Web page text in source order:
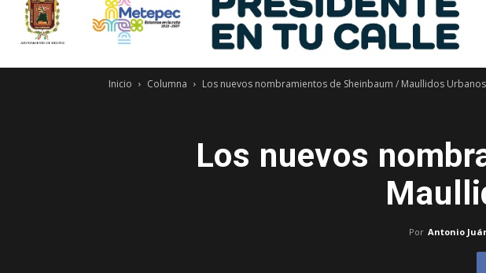
Inicio Columna Los nuevos nombramientos de Sheinbaum / Maullidos Urbanos
Los nuevos
Por Antonio